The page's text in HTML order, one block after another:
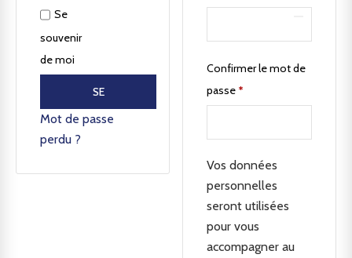
Se
souvenir
de moi
SE
CONNECTER
Mot de passe
perdu ?
Confirmer le mot de
passe *
Vos données
personnelles
seront utilisées
pour vous
accompagner au